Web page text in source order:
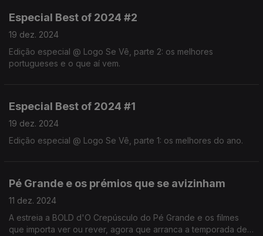
Especial Best of 2024 #2
19 dez. 2024
Edição especial @ Logo Se Vê, parte 2: os melhores
portugueses e o que aí vem.
Especial Best of 2024 #1
19 dez. 2024
Edição especial @ Logo Se Vê, parte 1: os melhores do ano.
Pé Grande e os prémios que se avizinham
11 dez. 2024
A estreia a BOLD d'O Crepúsculo do Pé Grande e os filmes
que importa ver ou rever, agora que arranca a temporada de